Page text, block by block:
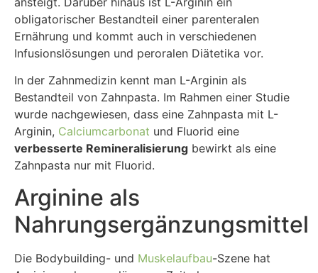
obligatorischer Bestandteil einer parenteralen
Ernährung und kommt auch in verschiedenen
Infusionslösungen und peroralen Diätetika vor.
In der Zahnmedizin kennt man L-Arginin als
Bestandteil von Zahnpasta. Im Rahmen einer Studie
wurde nachgewiesen, dass eine Zahnpasta mit L-
Arginin, Calciumcarbonat und Fluorid eine
verbesserte Remineralisierung bewirkt als eine
Zahnpasta nur mit Fluorid.
Arginine als
Nahrungsergänzungsmittel
Die Bodybuilding- und Muskelaufbau-Szene hat